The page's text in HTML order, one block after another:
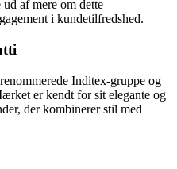
af mere om dette
i kundetilfredshed.
Inditex-gruppe og
er kendt for sit elegante og
der kombinerer stil med